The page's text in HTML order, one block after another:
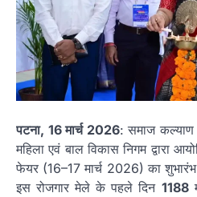
पटना, 16 मार्च 2026: समाज कल्याण
महिला एवं बाल विकास निगम द्वारा
फेयर (16–17 मार्च 2026) का
इस रोजगार मेले के पहले दिन 1188